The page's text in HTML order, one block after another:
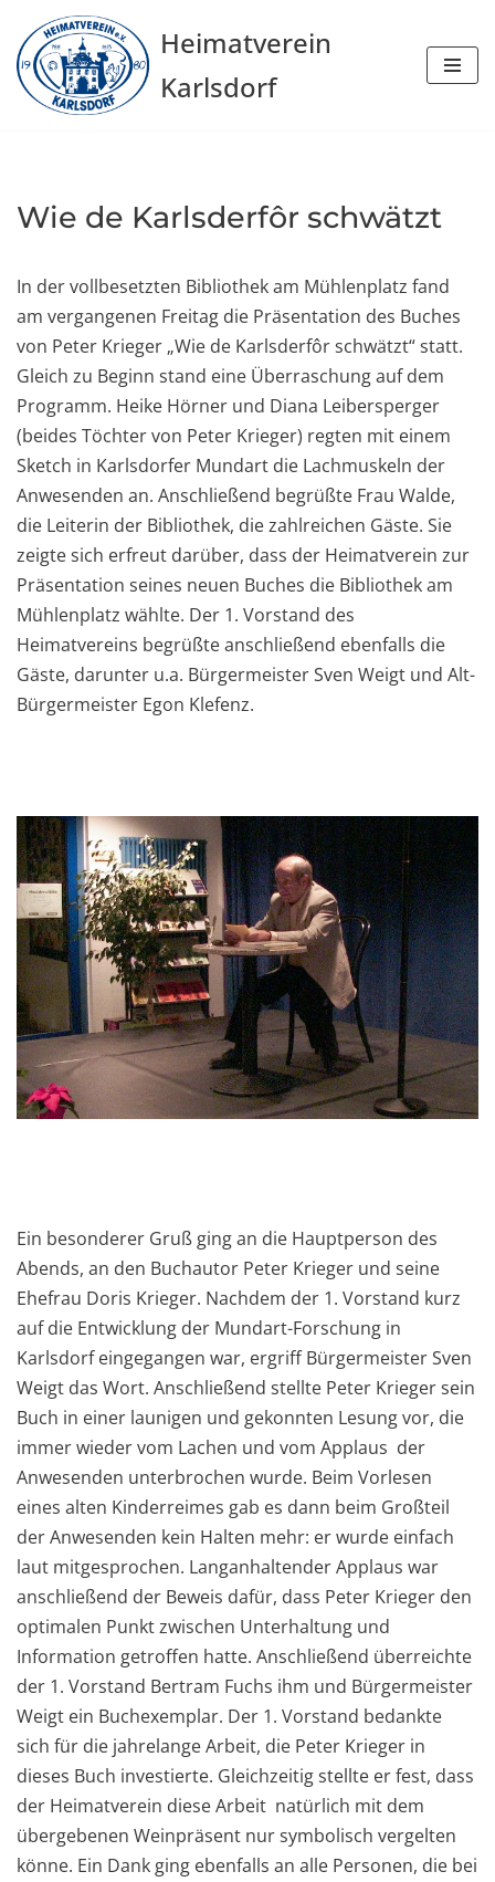
Zum
Inhalt
springen
Heimatverein
Karlsdorf
Wie de Karlsderfôr schwätzt
In der vollbesetzten Bibliothek am Mühlenplatz fand
am vergangenen Freitag die Präsentation des Buches
von Peter Krieger „Wie de Karlsderfôr schwätzt“ statt.
Gleich zu Beginn stand eine Überraschung auf dem
Programm. Heike Hörner und Diana Leibersperger
(beides Töchter von Peter Krieger) regten mit einem
Sketch in Karlsdorfer Mundart die Lachmuskeln der
Anwesenden an. Anschließend begrüßte Frau Walde,
die Leiterin der Bibliothek, die zahlreichen Gäste. Sie
zeigte sich erfreut darüber, dass der Heimatverein zur
Präsentation seines neuen Buches die Bibliothek am
Mühlenplatz wählte. Der 1. Vorstand des
Heimatvereins begrüßte anschließend ebenfalls die
Gäste, darunter u.a. Bürgermeister Sven Weigt und Alt-
Bürgermeister Egon Klefenz.
Ein besonderer Gruß ging an die Hauptperson des
Abends, an den Buchautor Peter Krieger und seine
Ehefrau Doris Krieger. Nachdem der 1. Vorstand kurz
auf die Entwicklung der Mundart-Forschung in
Karlsdorf eingegangen war, ergriff Bürgermeister Sven
Weigt das Wort. Anschließend stellte Peter Krieger sein
Buch in einer launigen und gekonnten Lesung vor, die
immer wieder vom Lachen und vom Applaus der
Anwesenden unterbrochen wurde. Beim Vorlesen
eines alten Kinderreimes gab es dann beim Großteil
der Anwesenden kein Halten mehr: er wurde einfach
laut mitgesprochen. Langanhaltender Applaus war
anschließend der Beweis dafür, dass Peter Krieger den
optimalen Punkt zwischen Unterhaltung und
Information getroffen hatte. Anschließend überreichte
der 1. Vorstand Bertram Fuchs ihm und Bürgermeister
Weigt ein Buchexemplar. Der 1. Vorstand bedankte
sich für die jahrelange Arbeit, die Peter Krieger in
dieses Buch investierte. Gleichzeitig stellte er fest, dass
der Heimatverein diese Arbeit natürlich mit dem
übergebenen Weinpräsent nur symbolisch vergelten
könne. Ein Dank ging ebenfalls an alle Personen, die bei